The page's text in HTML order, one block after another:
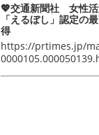
💖交通新聞社 女性
「えるぼし」認定の
得
https://prtimes.jp/